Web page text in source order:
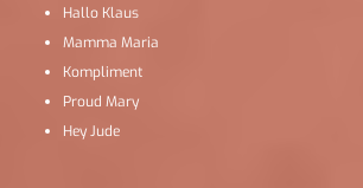
Hallo Klaus
Mamma Maria
Kompliment
Proud Mary
Hey Jude